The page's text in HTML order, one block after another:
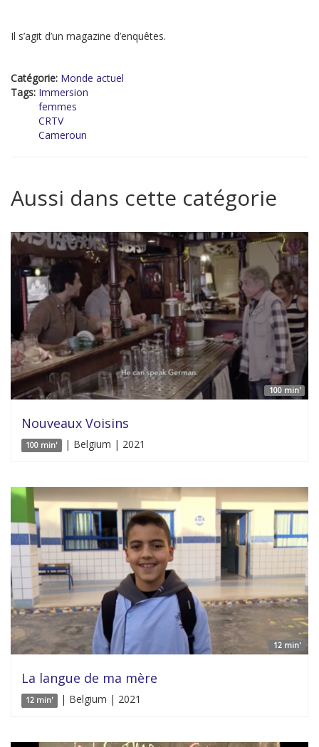
Il s’agit d’un magazine d’enquêtes.
Catégorie: Monde actuel
Tags: Immersion
femmes
CRTV
Cameroun
Aussi dans cette catégorie
100 min'
Nouveaux Voisins
100 min' | Belgium | 2021
12 min'
La langue de ma mère
12 min' | Belgium | 2021